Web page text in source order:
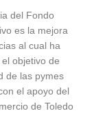
del Fondo
es la mejora
al cual ha
objetivo de
de las pymes
el apoyo del
de Toledo